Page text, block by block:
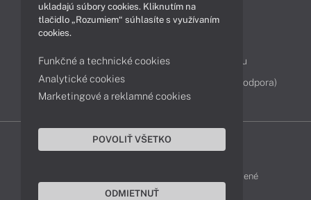
Kontakty
Servisné oddelenie
Reklamácia tovaru
Diagnostiky online
TeamViewer (vzdialená podpora)
DELL-SHOP © 2011 - 2026 Všetky práva vyhradené
ukladajú súbory cookies. Kliknutím na
tlačidlo „Rozumiem“ súhlasíte s využívaním
cookies.
Funkčné a technické cookies
Analytické cookies
Marketingové a reklamné cookies
POVOLIŤ VŠETKO
ODMIETNUŤ